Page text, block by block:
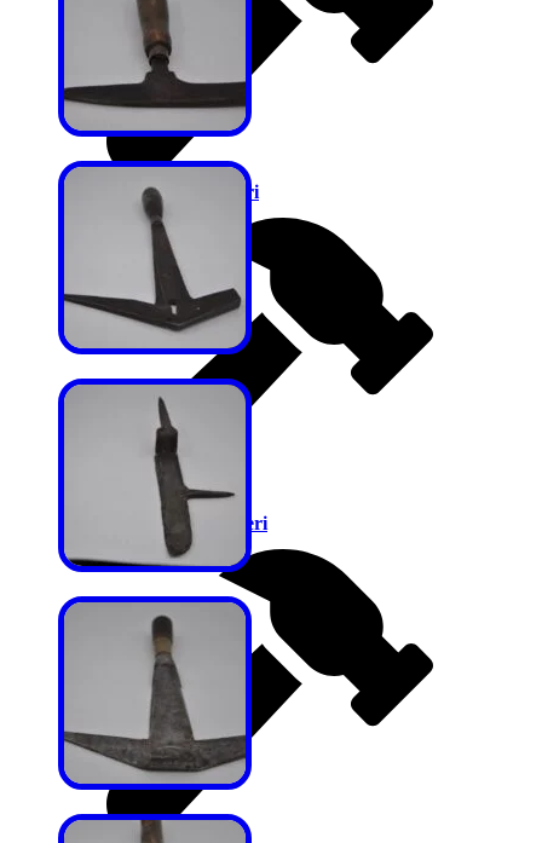
Kalafatçı Çekiçleri
Kaportacı Çekiçleri